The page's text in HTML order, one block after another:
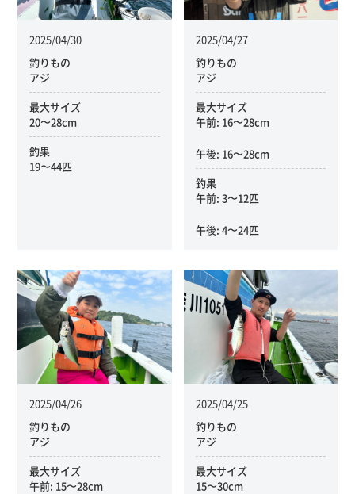
2025/04/30
釣りもの
アジ
最大サイズ
20〜28cm
釣果
19〜44匹
2025/04/27
釣りもの
アジ
最大サイズ
午前: 16〜28cm
午後: 16〜28cm
釣果
午前: 3〜12匹
午後: 4〜24匹
2025/04/26
釣りもの
アジ
最大サイズ
午前: 15〜28cm
2025/04/25
釣りもの
アジ
最大サイズ
15〜30cm